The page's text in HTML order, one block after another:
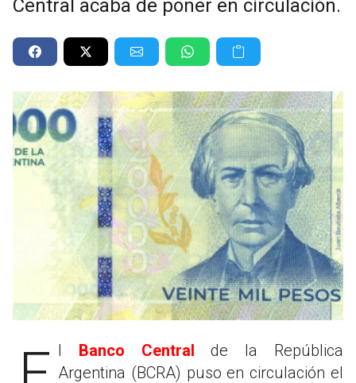
Central acaba de poner en circulación.
El Banco Central de la República
Argentina (BCRA) puso en circulación el